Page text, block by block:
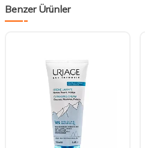
Benzer Ürünler